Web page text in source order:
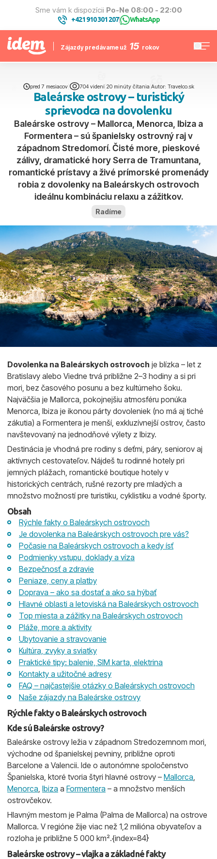
Sme vám k dispozícii Po-Ne 08:00 - 22:00
+421 910 301 207| WhatsApp
Zájazdy predávame už 15 rokov
pred 7 mesiacov| 704 videní| 20 minúty čítania Autor: Travelco.sk
Baleárske ostrovy – turistický
sprievodca na dovolenku
Baleárske ostrovy – Mallorca, Menorca, Ibiza a
Formentera – sú španielsky ostrovný raj v
západnom Stredomorí. Čisté more, pieskové
zálivy, dramatické hory Serra de Tramuntana,
romantické prístavy a živé prímorské promenády
robia z dovolenky na Baleárskych ostrovoch
ideálnu kombináciu relaxu a zážitkov.
Radíme
Dovolenka na Baleárskych ostrovoch je blízka – let z
Bratislavy alebo Viedne trvá približne 2–3 hodiny a si pri
mori, bez časového posunu a bez kultúrneho šoku.
Najväčšia je Mallorca, pokojnejšiu atmosféru ponúka
Menorca, Ibiza je ikonou párty dovoleniek (no má aj tiché
zákutia) a Formentera je menší, exkluzívnejší ostrov, často
navštevovaný na jednodňové výlety z Ibizy.
Destinácia je vhodná pre rodiny s deťmi, páry, seniorov aj
aktívnych cestovateľov. Nájdeš tu rodinné hotely pri
jemných plážach, romantické boutique hotely v
historických centrách, rušné rezorty pre mladých a
množstvo možností pre turistiku, cyklistiku a vodné športy.
Obsah
Rýchle fakty o Baleárskych ostrovoch
Je dovolenka na Baleárskych ostrovoch pre vás?
Počasie na Baleárskych ostrovoch a kedy ísť
Podmienky vstupu, doklady a víza
Bezpečnosť a zdravie
Peniaze, ceny a platby
Doprava – ako sa dostať a ako sa hýbať
Hlavné oblasti a letoviská na Baleárskych ostrovoch
Top miesta a zážitky na Baleárskych ostrovoch
Pláže, more a aktivity
Ubytovanie a stravovanie
Kultúra, zvyky a sviatky
Praktické tipy: balenie, SIM karta, elektrina
Kontakty a užitočné adresy
FAQ – najčastejšie otázky o Baleárskych ostrovoch
Naše zájazdy na Baleárske ostrovy
Rýchle fakty o Baleárskych ostrovoch
Kde sú Baleárske ostrovy?
Baleárske ostrovy ležia v západnom Stredozemnom mori,
východne od španielskej pevniny, približne oproti
Barcelone a Valencii. Ide o autonómne spoločenstvo
Španielska, ktoré tvoria štyri hlavné ostrovy – Mallorca,
Menorca, Ibiza a Formentera – a množstvo menších
ostrovčekov.
Hlavným mestom je Palma (Palma de Mallorca) na ostrove
Mallorca. V regióne žije viac než 1,2 milióna obyvateľov a
rozloha je približne 5 000 km².{index=84}
Baleárske ostrovy – vlajka a základné fakty